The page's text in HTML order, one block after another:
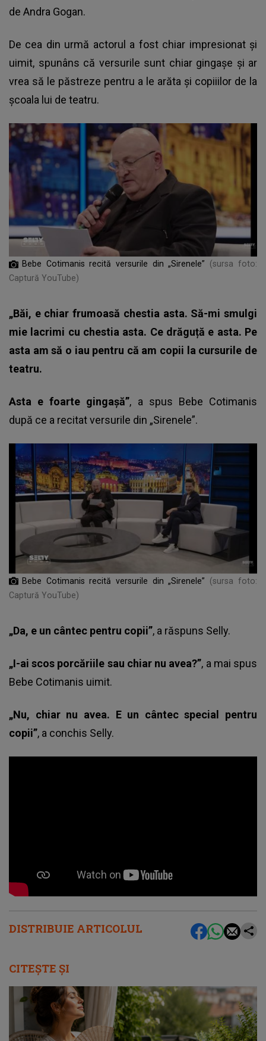
DISTRIBUIE ARTICOLUL
de Andra Gogan.
De cea din urmă actorul a fost chiar impresionat și
uimit, spunâns că versurile sunt chiar gingașe și ar
vrea să le păstreze pentru a le arăta și copiiilor de la
școala lui de teatru.
Bebe Cotimanis recită versurile din „Sirenele”
(sursa foto:
Captură YouTube)
„Băi, e chiar frumoasă chestia asta. Să-mi smulgi
mie lacrimi cu chestia asta. Ce drăguță e asta. Pe
asta am să o iau pentru că am copii la cursurile de
teatru.
Asta e foarte gingașă”, a spus Bebe Cotimanis
după ce a recitat versurile din „Sirenele”.
Bebe Cotimanis recită versurile din „Sirenele”
(sursa foto:
Captură YouTube)
„Da, e un cântec pentru copii”, a răspuns Selly.
„I-ai scos porcăriile sau chiar nu avea?”, a mai spus
Bebe Cotimanis uimit.
„Nu, chiar nu avea. E un cântec special pentru
copii”, a conchis Selly.
CITEȘTE ȘI